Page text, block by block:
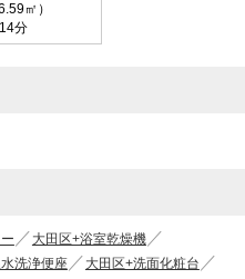
㎡）
分
大田区+浴室乾燥機
洗浄便座
大田区+洗面化粧台